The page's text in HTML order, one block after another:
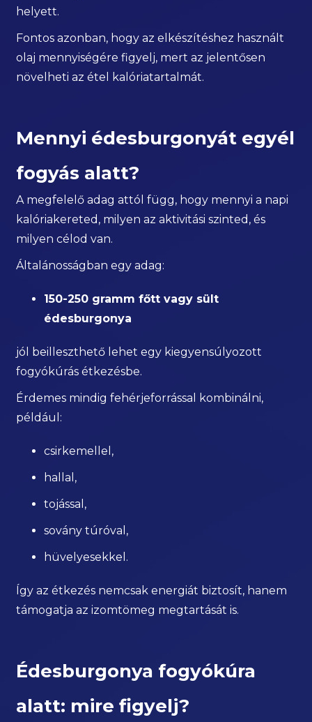
helyett.
Fontos azonban, hogy az elkészítéshez használt
olaj mennyiségére figyelj, mert az jelentősen
növelheti az étel kalóriatartalmát.
Mennyi édesburgonyát egyél
fogyás alatt?
A megfelelő adag attól függ, hogy mennyi a napi
kalóriakereted, milyen az aktivitási szinted, és
milyen célod van.
Általánosságban egy adag:
150-250 gramm főtt vagy sült
édesburgonya
jól beilleszthető lehet egy kiegyensúlyozott
fogyókúrás étkezésbe.
Érdemes mindig fehérjeforrással kombinálni,
például:
csirkemellel,
hallal,
tojással,
sovány túróval,
hüvelyesekkel.
Így az étkezés nemcsak energiát biztosít, hanem
támogatja az izomtömeg megtartását is.
Édesburgonya fogyókúra
alatt: mire figyelj?